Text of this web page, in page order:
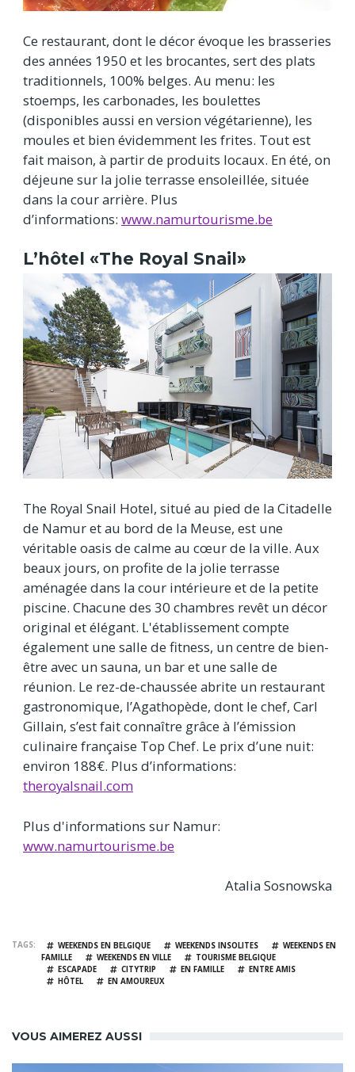
Ce restaurant, dont le décor évoque les brasseries
des années 1950 et les brocantes, sert des plats
traditionnels, 100% belges. Au menu: les
stoemps, les carbonades, les boulettes
(disponibles aussi en version végétarienne), les
moules et bien évidemment les frites. Tout est
fait maison, à partir de produits locaux. En été, on
déjeune sur la jolie terrasse ensoleillée, située
dans la cour arrière. Plus
d’informations: www.namurtourisme.be
L’hôtel «The Royal Snail»
The Royal Snail Hotel, situé au pied de la Citadelle
de Namur et au bord de la Meuse, est une
véritable oasis de calme au cœur de la ville. Aux
beaux jours, on profite de la jolie terrasse
aménagée dans la cour intérieure et de la petite
piscine. Chacune des 30 chambres revêt un décor
original et élégant. L'établissement compte
également une salle de fitness, un centre de bien-
être avec un sauna, un bar et une salle de
réunion. Le rez-de-chaussée abrite un restaurant
gastronomique, l’Agathopède, dont le chef, Carl
Gillain, s’est fait connaître grâce à l’émission
culinaire française Top Chef. Le prix d’une nuit:
environ 188€. Plus d’informations:
theroyalsnail.com
Plus d'informations sur Namur:
www.namurtourisme.be
Atalia Sosnowska
TAGS WEEKENDS EN BELGIQUE WEEKENDS INSOLITES
WEEKENDS EN
FAMILLE
WEEKENDS EN VILLE
TOURISME BELGIQUE
ESCAPADE
CITYTRIP EN FAMILLE
ENTRE AMIS
HÔTEL
EN AMOUREUX
VOUS AIMEREZ AUSSI